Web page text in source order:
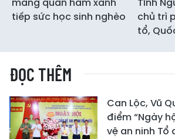
mang quân hàm xanh
tiếp sức học sinh nghèo
Tĩnh
chủ trì
tổ,
ĐỌC THÊM
Can Lộc, Vũ
điểm “Ngày
vệ an ninh Tổ